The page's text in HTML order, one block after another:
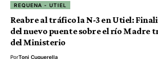
REQUENA - UTIEL
Reabre al tráfico la N-3 en Utiel:
del nuevo puente sobre el río Madre
del Ministerio
PorToni Cuquerella